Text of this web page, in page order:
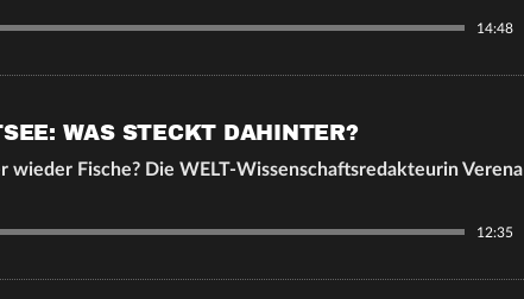
14:48
WAS STECKT DAHINTER?
wieder Fische? Die WELT-Wissenschaftsredakteurin Verena
12:35